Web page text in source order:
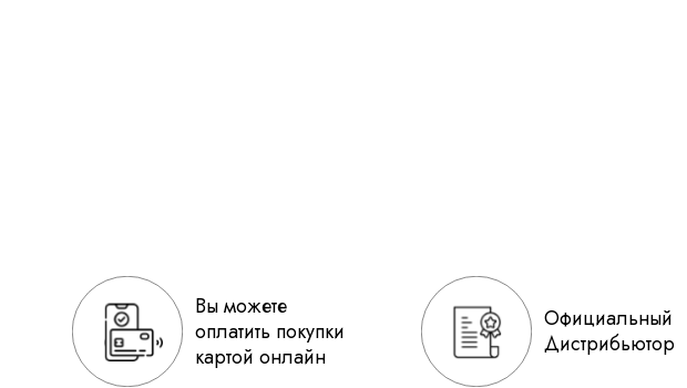
Официальный
Дистрибьютор
Вы можете
оплатить покупки
картой онлайн